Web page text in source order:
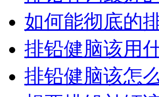
如何能彻底的
排铅健脑该用
排铅健脑该怎